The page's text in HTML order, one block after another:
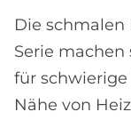
Die schmalen
Serie
für
Nähe von